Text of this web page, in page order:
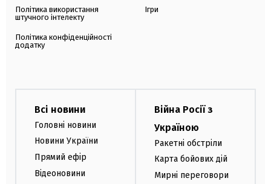
Політика використання
штучного інтелекту
Політика конфіденційності
додатку
Ігри
Всі новини
Головні новини
Новини України
Прямий ефір
Відеоновини
Війна Росії з
Україною
Ракетні обстріли
Карта бойових дій
Мирні переговори